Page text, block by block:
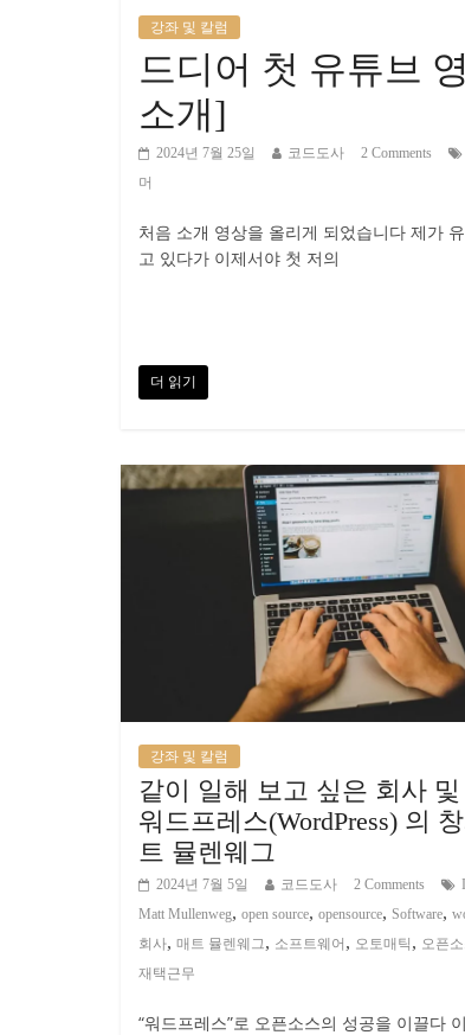
강좌 및 칼럼
드디어 첫 유튜브
소개]
2024년 7월 25일 코드도사 2 Comments
머
처음 소개 영상을 올리게 되었습니다 제가
고 있다가 이제서야 첫 저의
더 읽기
강좌 및 칼럼
같이 일해 보고 싶은 회사
워드프레스(WordPress) 의
트 뮬렌웨그
2024년 7월 5일 코드도사 2 Comments
Matt Mullenweg, open source, opensource, Software,
회사, 매트 뮬렌웨그 , 소프트웨어 , 오토매틱 , 오픈
재택근무
“워드프레스”로 오픈소스의 성공을 이끌다